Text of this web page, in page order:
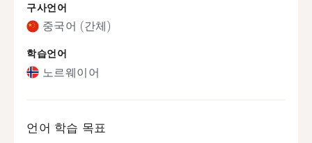
구사언어
중국어 (간체)
학습언어
노르웨이어
언어 학습 목표